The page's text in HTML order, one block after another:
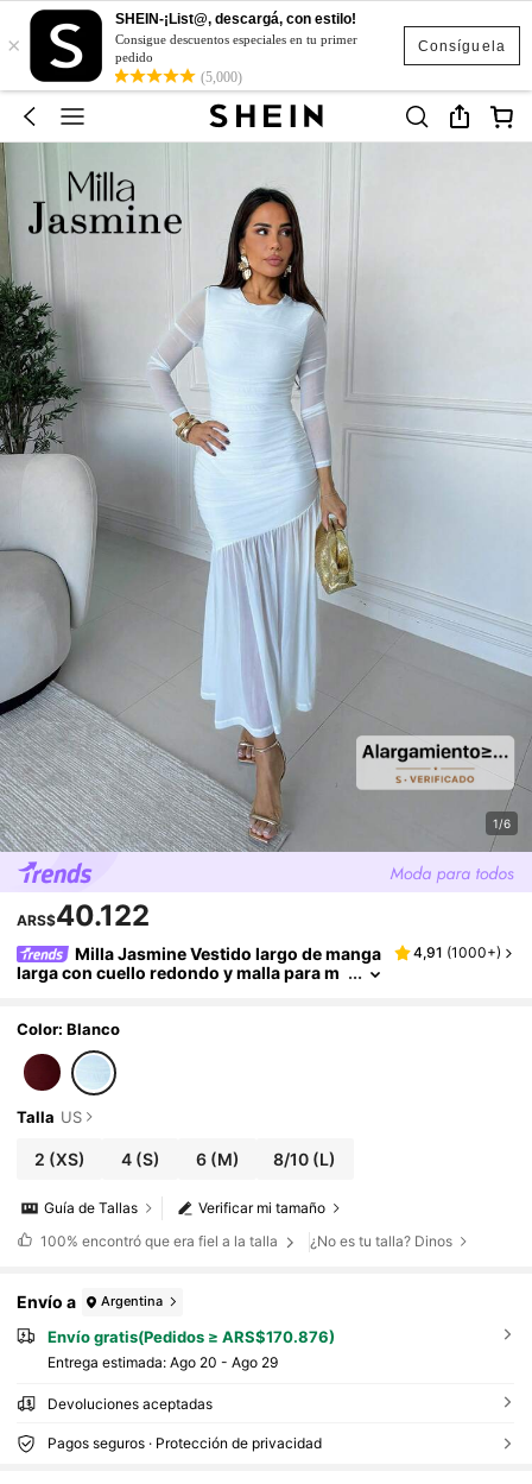
Consíguela
×
SHEIN-¡List@, descargá, con estilo!
Consigue descuentos especiales en tu primer
pedido
(5,000)
1/6
ARS$40.122
Milla Jasmine Vestido largo de manga
larga con cuello redondo y malla para m
olegio, vestido de profesora
4,91 (1000+)
Color: Blanco
Talla US
2 (XS) 4(S) 6(M) 8/10 (L)
Verificar mi tamaño
Guía de Tallas
100% encontró que era fiel a la talla ¿No es tu talla? Dinos
Envío a Argentina
Envío gratis(Pedidos ≥ ARS$170.876)
Entrega estimada: Ago 20 - Ago 29
Devoluciones aceptadas
Pagos seguros · Protección de privacidad